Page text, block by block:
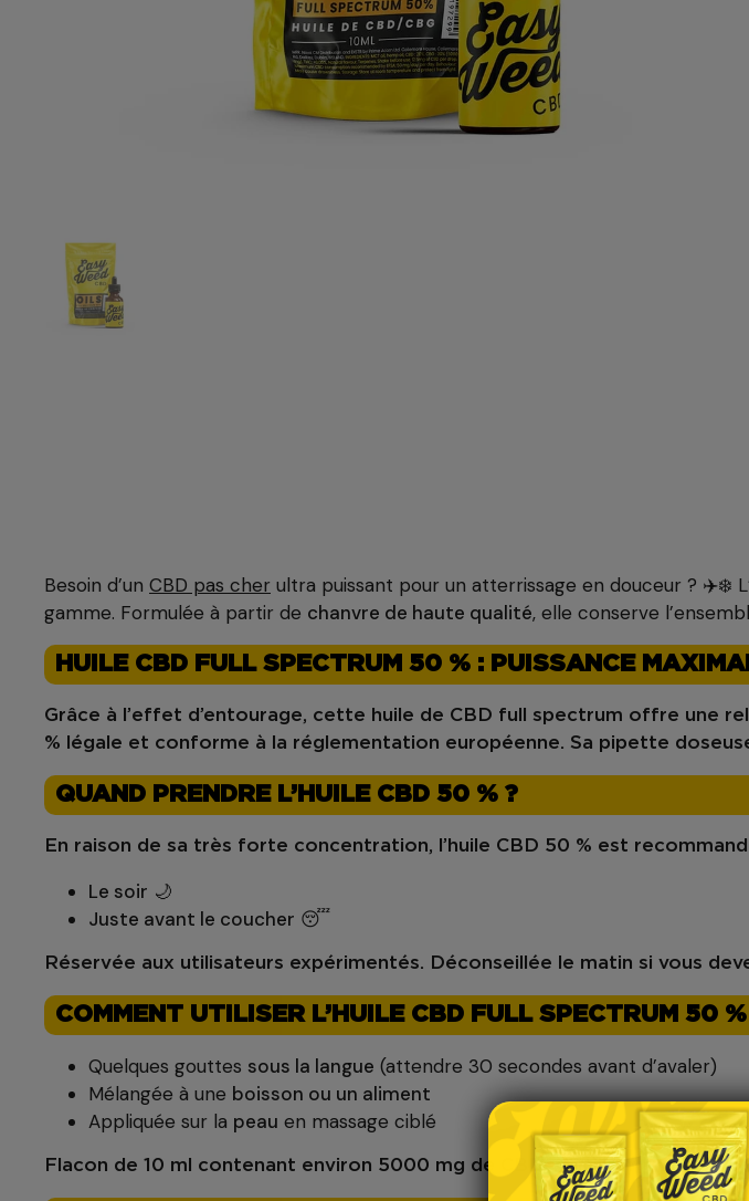
Besoin d’un CBD pas cher ultra puissant pour un atterrissage en douceur ? ✈️❄️
gamme. Formulée à partir de chanvre de haute qualité, elle conserve
HUILE CBD FULL SPECTRUM 50 % : PUISSANCE
Grâce à l’effet d’entourage, cette huile de CBD full spectrum offre une
% légale et conforme à la réglementation européenne. Sa pipette
QUAND PRENDRE L’HUILE CBD 50 % ?
En raison de sa très forte concentration, l’huile CBD 50 % est
Le soir 🌙
Juste avant le coucher 😴
Réservée aux utilisateurs expérimentés. Déconseillée le matin si vous
COMMENT UTILISER L’HUILE CBD FULL SPECTRUM 50
Quelques gouttes sous la langue (attendre 30 secondes avant d’avaler)
Mélangée à une boisson ou un aliment
Appliquée sur la peau en massage ciblé
Flacon de 10 ml contenant environ 5000 mg de CBD. À utiliser entrès